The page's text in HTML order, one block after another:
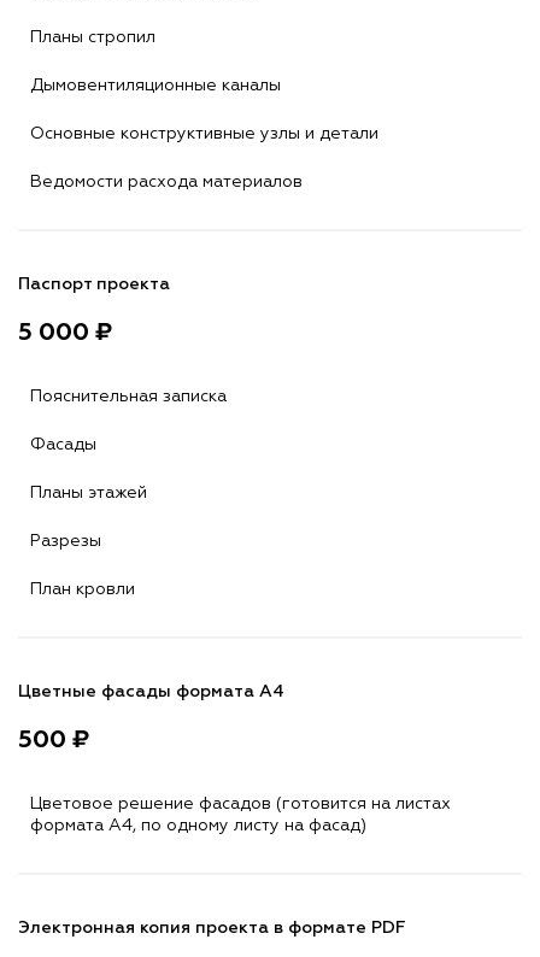
Планы стропил
Дымовентиляционные каналы
Основные конструктивные узлы и детали
Ведомости расхода материалов
Паспорт проекта
5 000 ₽
Пояснительная записка
Фасады
Планы этажей
Разрезы
План кровли
Цветные фасады формата А4
500 ₽
Цветовое решение фасадов (готовится на листах
формата A4, по одному листу на фасад)
Электронная копия проекта в формате PDF